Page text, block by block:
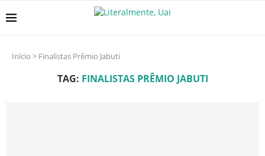
Início > Finalistas Prêmio Jabuti
TAG: FINALISTAS PRÊMIO JABUTI